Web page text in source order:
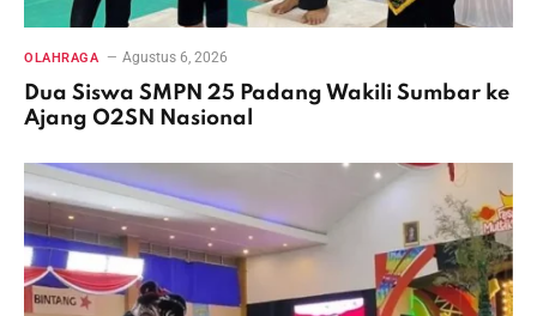
OLAHRAGA Agustus 6, 2026
Dua Siswa SMPN 25 Padang Wakili Sumbar ke
Ajang O2SN Nasional